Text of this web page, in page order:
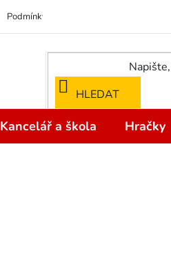
Podmínky ochrany osobních údajů
HLEDAT
Kancelář a škola Hračky